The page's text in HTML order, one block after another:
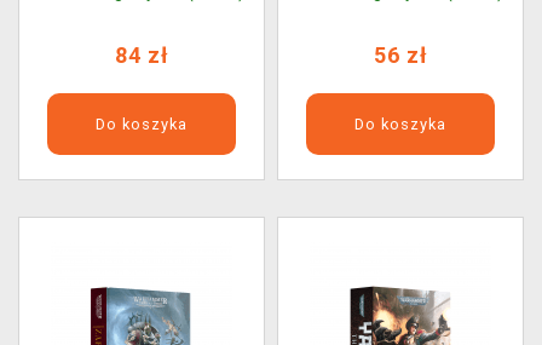
84 zł
Do koszyka
the Maelstrom ENG
56 zł
Do koszyka